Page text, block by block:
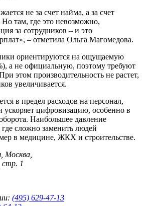
не за счет найма, а за счет
там, где это невозможно,
за сотрудников – и это
– отметила Ольга Магомедова.
ориентируются на ощущаемую
а не официальную, поэтому требуют
этом производительность не растет,
увеличивается.
в предел расходов на персонал,
ускоряет цифровизацию, особенно в
Наибольшее давление
где сложно заменить людей
в медицине, ЖКХ и строительстве.
Москва,
стр. 1
(495) 629-47-13